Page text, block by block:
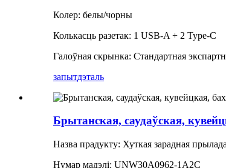
Колер: белы/чорны
Колькасць разетак: 1 USB-A + 2 Type-C
Галоўная скрынка: Стандартная
запытдэталь
Брытанская, саудаўская,
Назва прадукту: Хуткая зарадная
Нумар мадэлі: UNW30A0962-1A2C